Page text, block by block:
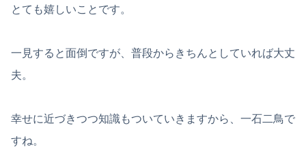
とても嬉しいことです。
一見すると面倒ですが、普段からきちんとしていれば大丈
夫。
幸せに近づきつつ知識もついていきますから、一石二鳥で
すね。